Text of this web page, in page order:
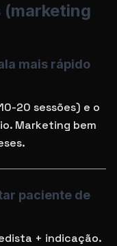
(marketing
mais rápido
20 sessões) e o
Marketing bem
paciente de
+ indicação.